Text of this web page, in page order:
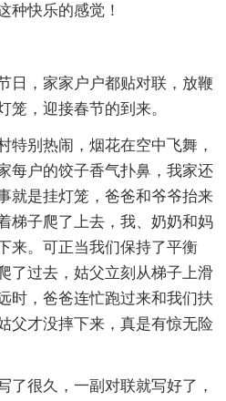
种快乐的感觉！
日，家家户户都贴对联，放鞭
笼，迎接春节的到来。
特别热闹，烟花在空中飞舞，
每户的饺子香气扑鼻，我家还
就是挂灯笼，爸爸和爷爷抬来
梯子爬了上去，我、奶奶和妈
来。可正当我们保持了平衡
了过去，姑父立刻从梯子上滑
时，爸爸连忙跑过来和我们扶
父才没摔下来，真是有惊无险
了很久，一副对联就写好了，